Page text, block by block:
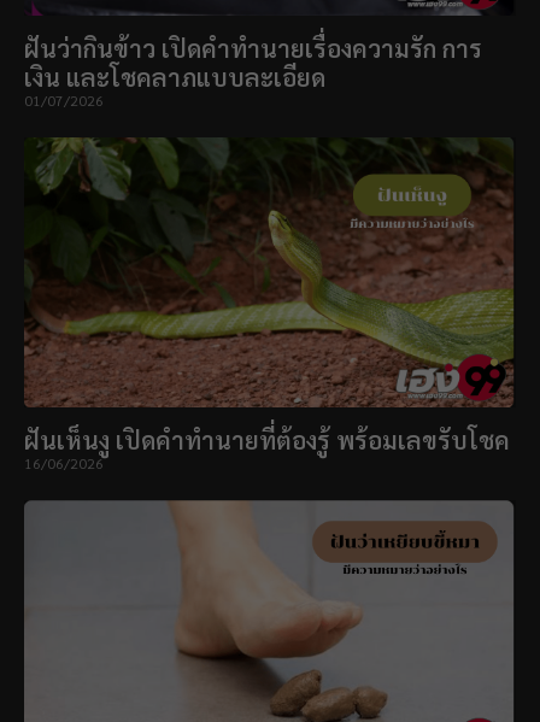
ฝันว่ากินข้าว เปิดคำทำนายเรื่องความรัก การ
เงิน และโชคลาภแบบละเอียด
01/07/2026
ฝันเห็นงู เปิดคำทำนายที่ต้องรู้ พร้อมเลขรับโชค
16/06/2026